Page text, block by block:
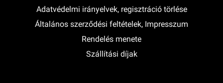
Adatvédelmi irányelvek, regisztráció törlése
Általános szerződési feltételek, Impresszum
Rendelés menete
Szállítási díjak